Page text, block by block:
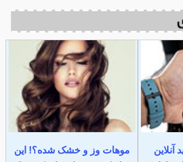
موهات وز و خشک شده؟! این